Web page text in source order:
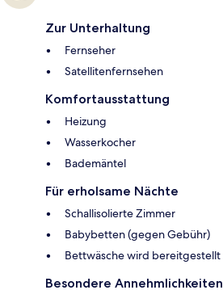
Zur Unterhaltung
Fernseher
Satellitenfernsehen
Komfortausstattung
Heizung
Wasserkocher
Bademäntel
Für erholsame Nächte
Schallisolierte Zimmer
Babybetten (gegen Gebühr)
Bettwäsche wird bereitgestellt
Besondere Annehmlichkeiten